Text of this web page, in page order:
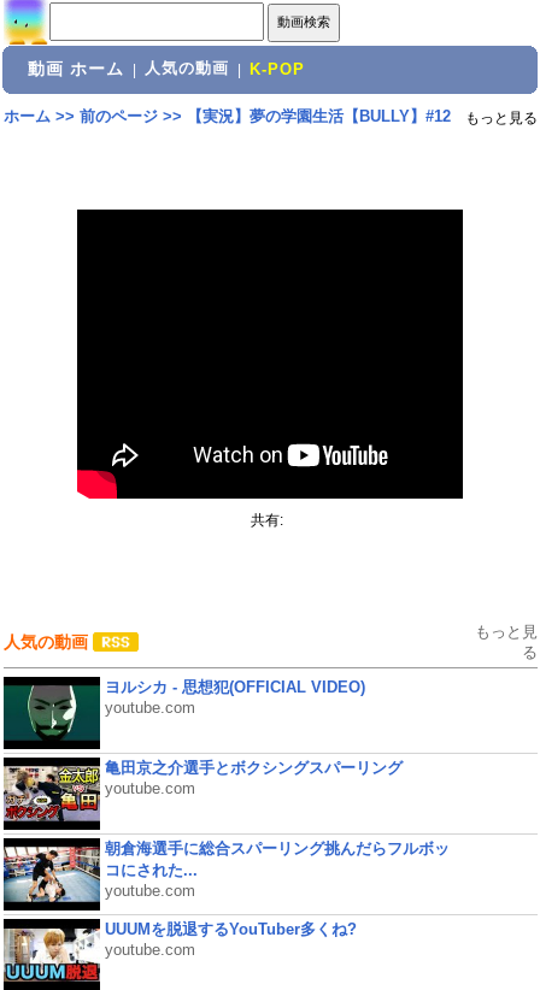
動画 ホーム 人気の動画 K-POP
ホーム>> 前のページ>> 【実況】夢の学園生活【BULLY】#12 もっと見る
共有:
人気の動画
もっと見
る
ヨルシカ - 思想犯(OFFICIAL VIDEO)
youtube.com
亀田京之介選手とボクシングスパーリング
youtube.com
朝倉海選手に総合スパーリング挑んだらフルボッ
コにされた...
youtube.com
UUUMを脱退するYouTuber多くね?
youtube.com